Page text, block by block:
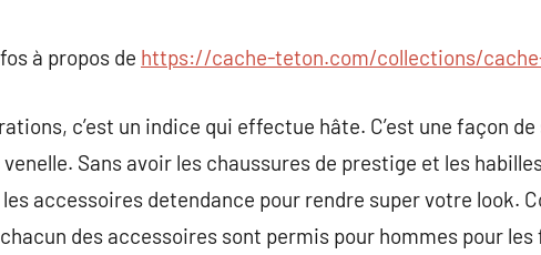
à propos de https://cache-teton.com/collections/
c’est un indice qui effectue hâte. C’est une façon
venelle. Sans avoir les chaussures de prestige et les
accessoires detendance pour rendre super votre look.
des accessoires sont permis pour hommes pour